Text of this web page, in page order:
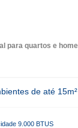
para quartos e
de até 15m²
9.000 BTUS